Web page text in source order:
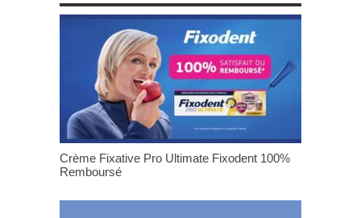
Crème Fixative Pro Ultimate Fixodent 100%
Remboursé